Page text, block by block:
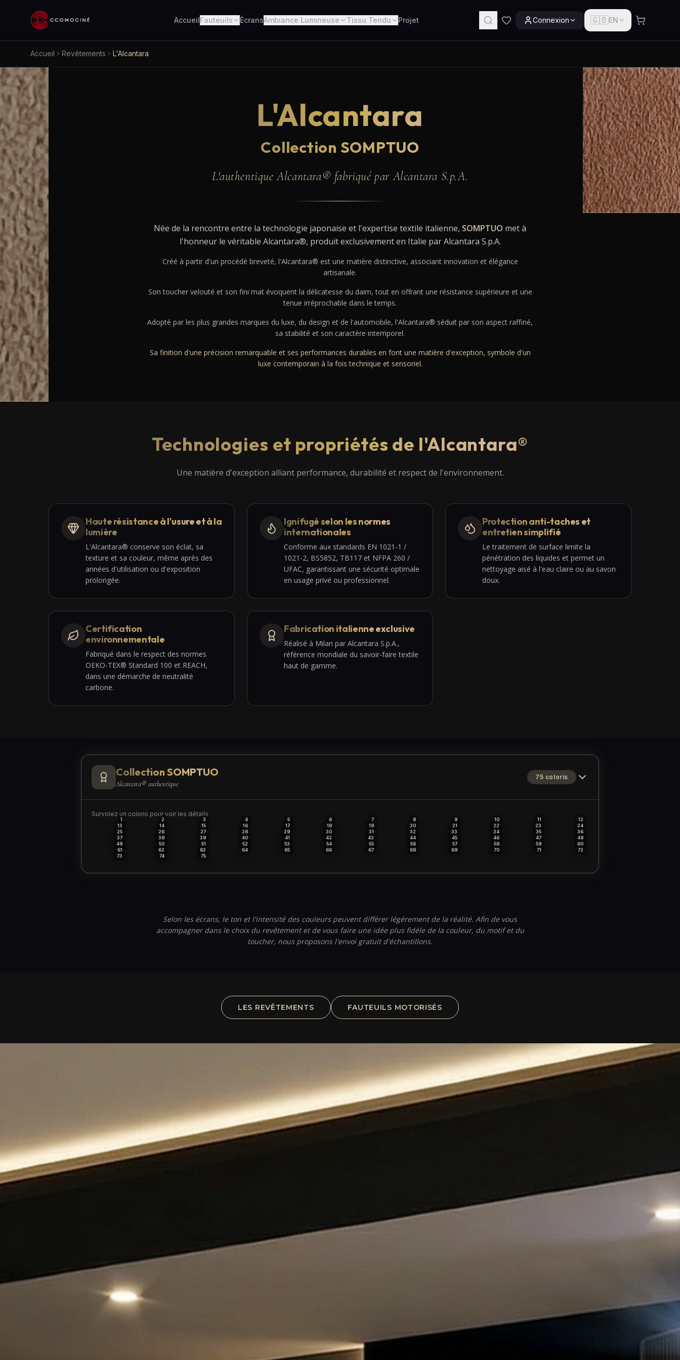
AccueilFauteuils ÉcransAmbiance Lumineuse Tissu Tendu Projet Connexion 🇬🇧EN
Accueil Revêtements L'Alcantara
L'Alcantara
Collection SOMPTUO
L'authentique Alcantara® fabriqué par Alcantara S.p.A.
Née de la rencontre entre la technologie japonaise et l'expertise textile italienne, SOMPTUO met à
l'honneur le véritable Alcantara®, produit exclusivement en Italie par Alcantara S.p.A.
Créé à partir d'un procédé breveté, l'Alcantara® est une matière distinctive, associant innovation et élégance
artisanale.
Son toucher velouté et son fini mat évoquent la délicatesse du daim, tout en offrant une résistance supérieure et une
tenue irréprochable dans le temps.
Adopté par les plus grandes marques du luxe, du design et de l'automobile, l'Alcantara® séduit par son aspect raffiné,
sa stabilité et son caractère intemporel.
Sa finition d'une précision remarquable et ses performances durables en font une matière d'exception, symbole d'un
luxe contemporain à la fois technique et sensoriel.
Technologies et propriétés de l'Alcantara®
Une matière d'exception alliant performance, durabilité et respect de l'environnement.
Haute résistance à l'usure et à la
lumière
L'Alcantara® conserve son éclat, sa
texture et sa couleur, même après des
années d'utilisation ou d'exposition
prolongée.
Ignifugé selon les normes
internationales
Conforme aux standards EN 1021-1 /
1021-2, BS5852, TB117 et NFPA 260 /
UFAC, garantissant une sécurité optimale
en usage privé ou professionnel.
Protection anti-taches et
entretien simplifié
Le traitement de surface limite la
pénétration des liquides et permet un
nettoyage aisé à l'eau claire ou au savon
doux.
Certification
environnementale
Fabriqué dans le respect des normes
OEKO-TEX® Standard 100 et REACH,
dans une démarche de neutralité
carbone.
Fabrication italienne exclusive
Réalisé à Milan par Alcantara S.p.A.,
référence mondiale du savoir-faire textile
haut de gamme.
Collection SOMPTUO
Alcantara® authentique
75 coloris
Survolez un coloris pour voir les détails
1 2 3 4 5 6 7 8 9 10 11
12
13
14 15 16 17 18 19 20 21 22 23
24
25
26 27 28 29 30 31 32 33 34 35
36
37
38 39 40 41 42 43 44 45 46 47
48
49
50 51 52 53 54 55 56 57 58 59
60
61
62 63 64 65 66 67 68 69 70 71
72
73
74 75
Selon les écrans, le ton et l'intensité des couleurs peuvent différer légèrement de la réalité. Afin de vous
accompagner dans le choix du revêtement et de vous faire une idée plus fidèle de la couleur, du motif et du
toucher, nous proposons l'envoi gratuit d'échantillons.
LES REVÊTEMENTS FAUTEUILS MOTORISÉS